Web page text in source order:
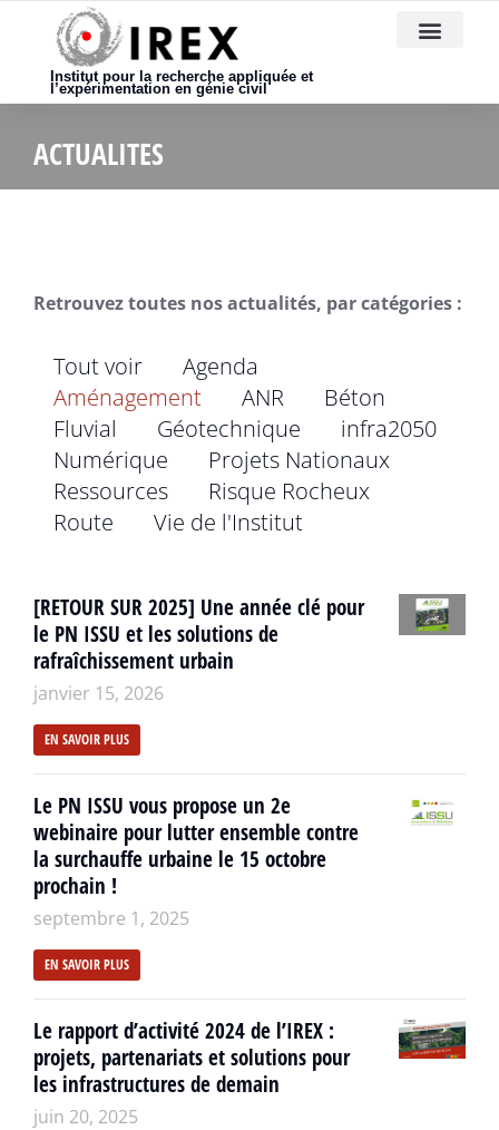
Institut pour la recherche appliquée et
l’expérimentation en génie civil
ACTUALITES
Retrouvez toutes nos actualités, par catégories :
Tout voir
Agenda
Aménagement
ANR
Béton
Fluvial
Géotechnique
infra2050
Numérique
Projets Nationaux
Ressources
Risque Rocheux
Route
Vie de l'Institut
[RETOUR SUR 2025] Une année clé pour
le PN ISSU et les solutions de
rafraîchissement urbain
janvier 15, 2026
EN SAVOIR PLUS
Le PN ISSU vous propose un 2e
webinaire pour lutter ensemble contre
la surchauffe urbaine le 15 octobre
prochain !
septembre 1, 2025
EN SAVOIR PLUS
Le rapport d’activité 2024 de l’IREX :
projets, partenariats et solutions pour
les infrastructures de demain
juin 20, 2025